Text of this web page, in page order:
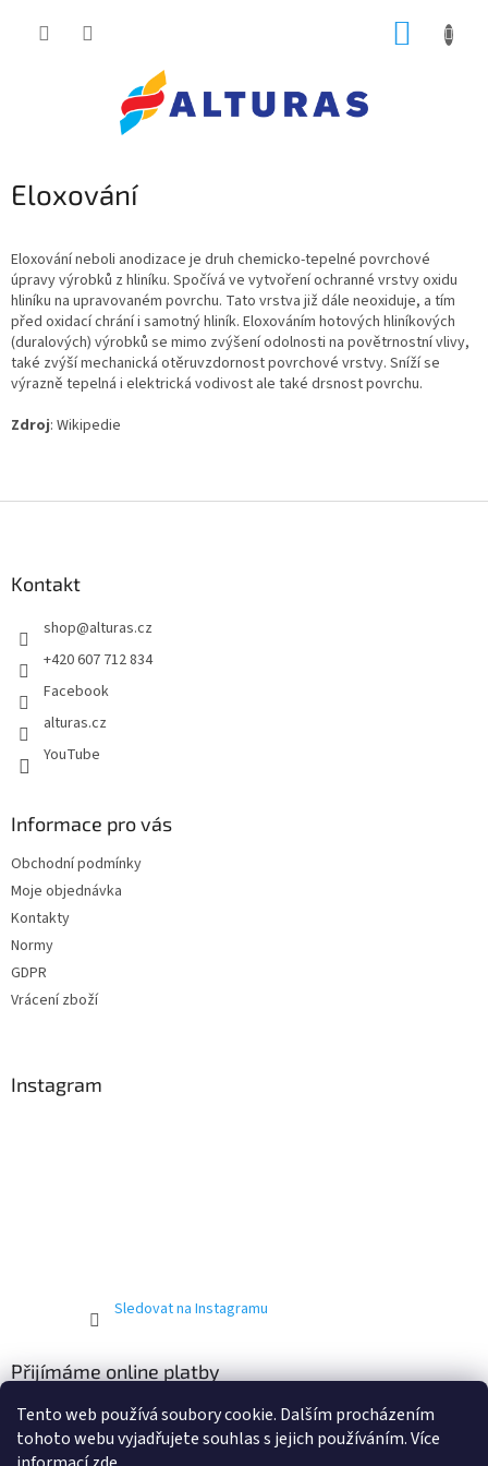
Tento web používá soubory cookie. Dalším procházením
tohoto webu vyjadřujete souhlas s jejich používáním. Více
Eloxování
Eloxování neboli anodizace je druh chemicko-tepelné povrchové
úpravy výrobků z hliníku. Spočívá ve vytvoření ochranné vrstvy oxidu
hliníku na upravovaném povrchu. Tato vrstva již dále neoxiduje, a tím
před oxidací chrání i samotný hliník. Eloxováním hotových hliníkových
(duralových) výrobků se mimo zvýšení odolnosti na povětrnostní vlivy,
také zvýší mechanická otěruvzdornost povrchové vrstvy. Sníží se
výrazně tepelná i elektrická vodivost ale také drsnost povrchu.
Zdroj: Wikipedie
Kontakt
shop@alturas.cz
+420 607 712 834
Facebook
alturas.cz
YouTube
Informace pro vás
Obchodní podmínky
Moje objednávka
Kontakty
Normy
GDPR
Vrácení zboží
Instagram
Sledovat na Instagramu
Přijímáme online platby